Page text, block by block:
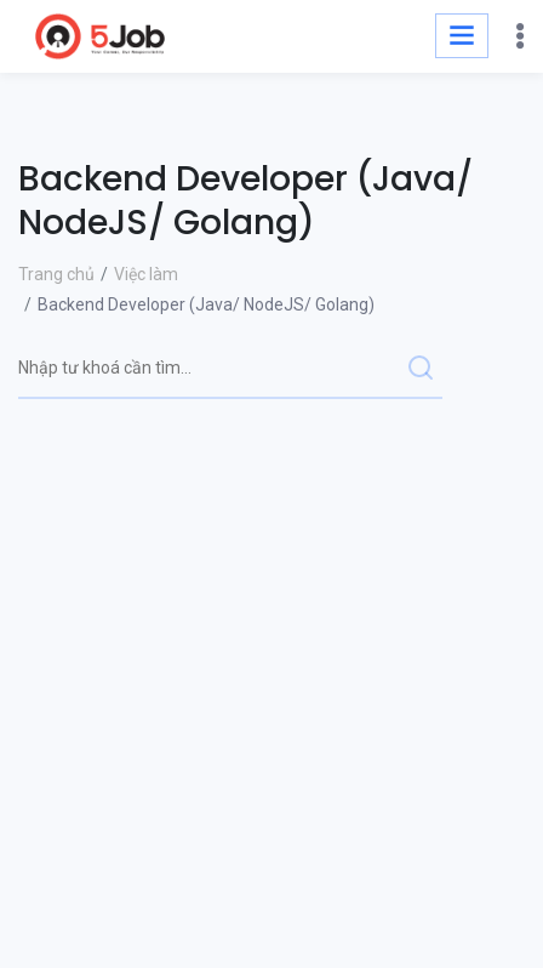
Backend Developer (Java/
NodeJS/ Golang)
Trang chủ
Việc làm
Backend Developer (Java/ NodeJS/ Golang)